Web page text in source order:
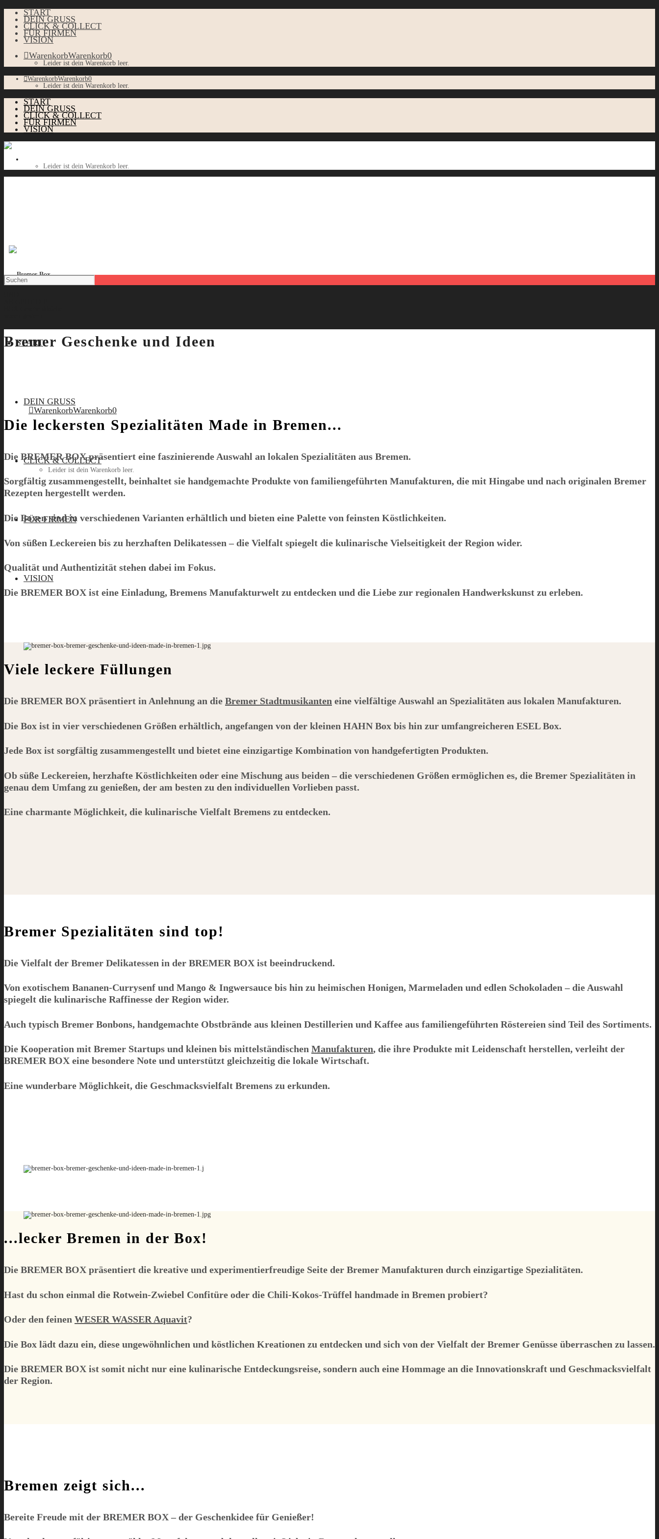
START
DEIN GRUSS
CLICK & COLLECT
FÜR FIRMEN
VISION
WarenkorbWarenkorb0
Leider ist dein Warenkorb leer.
WarenkorbWarenkorb0
Leider ist dein Warenkorb leer.
START
DEIN GRUSS
CLICK & COLLECT
FÜR FIRMEN
VISION
Leider ist dein Warenkorb leer.
START
DEIN GRUSS
CLICK & COLLECT
FÜR FIRMEN
VISION
WarenkorbWarenkorb0
Leider ist dein Warenkorb leer.
Bremer Geschenke und Ideen
Die leckersten Spezialitäten Made in Bremen...
Die BREMER BOXpräsentiert eine faszinierende Auswahl an lokalen Spezialitäten aus Bremen.
Sorgfältig zusammengestellt, beinhaltet sie handgemachte Produkte von familiengeführten Manufakturen, die mit Hingabe und nach originalen Bremer
Rezepten hergestellt werden.
Die Boxen sind in verschiedenen Varianten erhältlich und bieten eine Palette von feinsten Köstlichkeiten.
Von süßen Leckereien bis zu herzhaften Delikatessen – die Vielfalt spiegelt die kulinarische Vielseitigkeit der Region wider.
Qualität und Authentizität stehen dabei im Fokus.
Die BREMER BOX ist eine Einladung, Bremens Manufakturwelt zu entdecken und die Liebe zur regionalen Handwerkskunst zu erleben.
Viele leckere Füllungen
Die BREMER BOX präsentiert in Anlehnung an die Bremer Stadtmusikanten eine vielfältige Auswahl an Spezialitäten aus lokalen Manufakturen.
Die Box ist in vier verschiedenen Größen erhältlich, angefangen von der kleinen HAHN Box bis hin zur umfangreicheren ESELBox.
Jede Box ist sorgfältig zusammengestellt und bietet eine einzigartige Kombination von handgefertigten Produkten.
Ob süße Leckereien, herzhafte Köstlichkeiten oder eine Mischung aus beiden – die verschiedenen Größen ermöglichen es, die Bremer Spezialitäten in
genau dem Umfang zu genießen, der am besten zu den individuellen Vorlieben passt.
Eine charmante Möglichkeit, die kulinarische Vielfalt Bremens zu entdecken.
Bremer Spezialitäten sind top!
Die Vielfalt der Bremer Delikatessen in der BREMER BOX ist beeindruckend.
Von exotischem Bananen-Currysenf und Mango & Ingwersauce bis hin zu heimischen Honigen, Marmeladen und edlen Schokoladen – die Auswahl
spiegelt die kulinarische Raffinesse der Region wider.
Auch typisch Bremer Bonbons, handgemachte Obstbrände aus kleinen Destillerien und Kaffee aus familiengeführten Röstereien sind Teil des Sortiments.
Die Kooperation mit Bremer Startups und kleinen bis mittelständischen Manufakturen, die ihre Produkte mit Leidenschaft herstellen, verleiht der
BREMER BOX eine besondere Note und unterstützt gleichzeitig die lokale Wirtschaft.
Eine wunderbare Möglichkeit, die Geschmacksvielfalt Bremens zu erkunden.
...lecker Bremen in der Box!
Die BREMER BOX präsentiert die kreative und experimentierfreudige Seite der Bremer Manufakturen durch einzigartige Spezialitäten.
Hast du schon einmal die Rotwein-Zwiebel Confitüre oder die Chili-Kokos-Trüffel handmade in Bremen probiert?
Oder den feinen WESER WASSER Aquavit?
Die Box lädt dazu ein, diese ungewöhnlichen und köstlichen Kreationen zu entdecken und sich von der Vielfalt der Bremer Genüsse überraschen zu lassen.
Die BREMER BOXist somit nicht nur eine kulinarische Entdeckungsreise, sondern auch eine Hommage an die Innovationskraft und Geschmacksvielfalt
der Region.
Bremen zeigt sich...
Bereite Freude mit der BREMER BOX– der Geschenkidee für Genießer!